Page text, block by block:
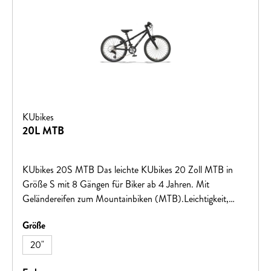
KUbikes
20L MTB
KUbikes 20S MTB Das leichte KUbikes 20 Zoll MTB in
Größe S mit 8 Gängen für Biker ab 4 Jahren. Mit
Geländereifen zum Mountainbiken (MTB).Leichtigkeit,
größeren Touren! Große Vorteile für kleine BikerViele tolle
Farben: freches Grün, leuchtendes Orange, cooles
Mattschwarz, feuriges Rot oder intensives Blau. Gegen
Größeauswählen
20"